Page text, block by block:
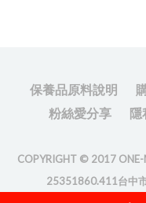
保養品原料說明
粉絲愛分享
隱
COPYRIGHT © 2017
25351860.411台中